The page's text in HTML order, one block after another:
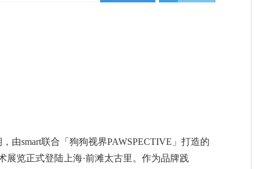
由smart联合「狗狗视界PAWSPECTIVE」打造的
展览正式登陆上海·前滩太古里。作为品牌践